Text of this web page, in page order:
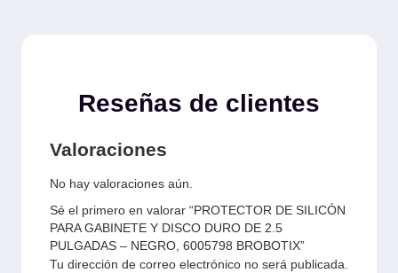
Reseñas de clientes
Valoraciones
No hay valoraciones aún.
Sé el primero en valorar “PROTECTOR DE SILICÓN
PARA GABINETE Y DISCO DURO DE 2.5
PULGADAS – NEGRO, 6005798 BROBOTIX”
Tu dirección de correo electrónico no será publicada.